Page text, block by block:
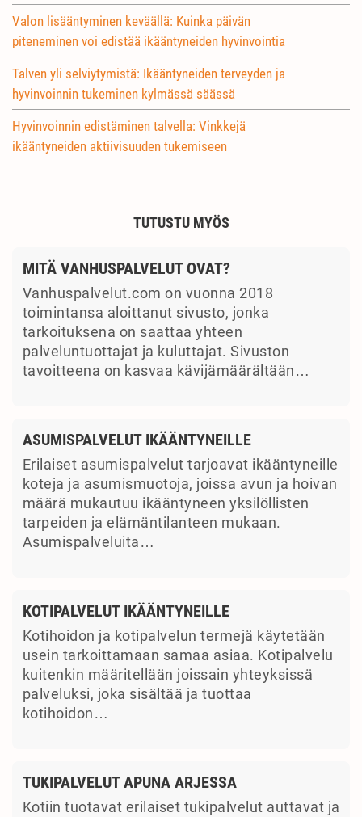
Valon lisääntyminen keväällä: Kuinka päivän
piteneminen voi edistää ikääntyneiden hyvinvointia
Talven yli selviytymistä: Ikääntyneiden terveyden ja
hyvinvoinnin tukeminen kylmässä säässä
Hyvinvoinnin edistäminen talvella: Vinkkejä
ikääntyneiden aktiivisuuden tukemiseen
TUTUSTU MYÖS
MITÄ VANHUSPALVELUT OVAT?
Vanhuspalvelut.com on vuonna 2018
toimintansa aloittanut sivusto, jonka
tarkoituksena on saattaa yhteen
palveluntuottajat ja kuluttajat. Sivuston
tavoitteena on kasvaa kävijämäärältään…
ASUMISPALVELUT IKÄÄNTYNEILLE
Erilaiset asumispalvelut tarjoavat ikääntyneille
koteja ja asumismuotoja, joissa avun ja hoivan
määrä mukautuu ikääntyneen yksilöllisten
tarpeiden ja elämäntilanteen mukaan.
Asumispalveluita…
KOTIPALVELUT IKÄÄNTYNEILLE
Kotihoidon ja kotipalvelun termejä käytetään
usein tarkoittamaan samaa asiaa. Kotipalvelu
kuitenkin määritellään joissain yhteyksissä
palveluksi, joka sisältää ja tuottaa
kotihoidon…
TUKIPALVELUT APUNA ARJESSA
Kotiin tuotavat erilaiset tukipalvelut auttavat ja